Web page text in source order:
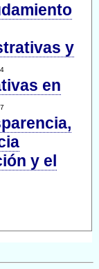
y
en
y el